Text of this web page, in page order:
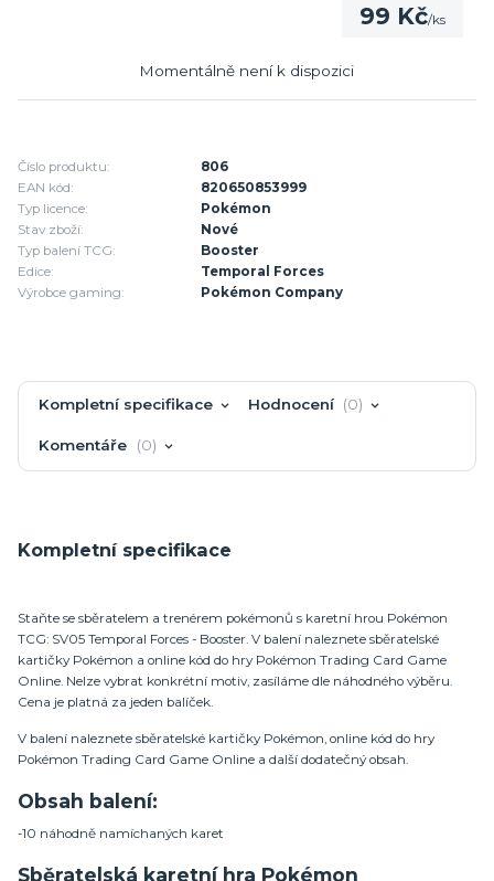
99 Kč/ks
Momentálně není k dispozici
Číslo produktu:
806
EAN kód:
820650853999
Typ licence:
Pokémon
Stav zboží:
Nové
Typ balení TCG:
Booster
Edice:
Temporal Forces
Výrobce gaming:
Pokémon Company
Kompletní specifikace Hodnocení 0
Komentáře 0
Kompletní specifikace
Staňte se sběratelem a trenérem pokémonů s karetní hrou Pokémon
TCG: SV05 Temporal Forces - Booster. V balení naleznete sběratelské
kartičky Pokémon a online kód do hry Pokémon Trading Card Game
Online. Nelze vybrat konkrétní motiv, zasíláme dle náhodného výběru.
Cena je platná za jeden balíček.
V balení naleznete sběratelské kartičky Pokémon, online kód do hry
Pokémon Trading Card Game Online a další dodatečný obsah.
Obsah balení:
-10 náhodně namíchaných karet
Sběratelská karetní hra Pokémon